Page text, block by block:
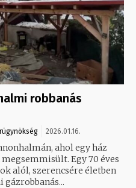
robbanás
2026.01.16.
ahol egy ház
Egy 70 éves
alól, szerencsére életben
gázrobbanás...